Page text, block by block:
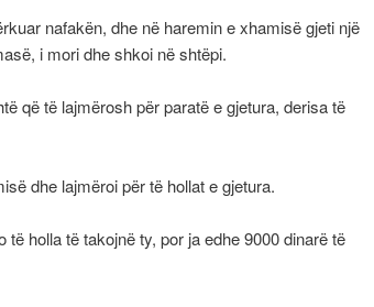
nafakën, dhe në haremin e xhamisë gjeti një
i mori dhe shkoi në shtëpi.
që të lajmërosh për paratë e gjetura, derisa të
dhe lajmëroi për të hollat e gjetura.
të holla të takojnë ty, por ja edhe 9000 dinarë të